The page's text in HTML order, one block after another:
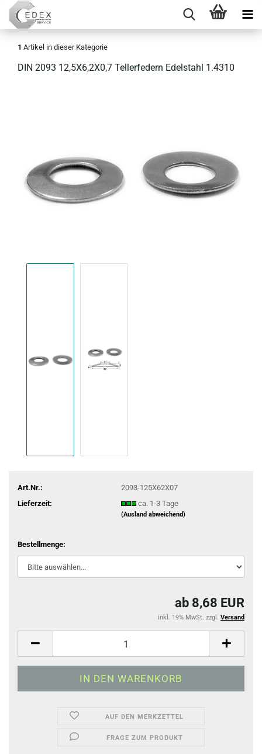
1 Artikel in dieser Kategorie
DIN 2093 12,5X6,2X0,7 Tel­ler­fe­dern Edel­stahl 1.4310
Art.Nr.:
2093-125X62X07
Lieferzeit:
ca. 1-3 Tage
(Ausland abweichend)
Bestellmenge:
ab 8,68 EUR
inkl. 19% MwSt. zzgl. Versand
AUF DEN MERKZETTEL
FRAGE ZUM PRODUKT